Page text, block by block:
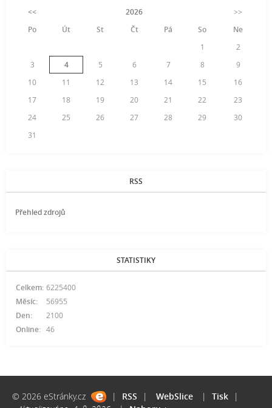
<<
2026
>>
Po
Út St Čt Pá So
Ne
1
2
3
4 5 6 7 8
9
10
11 12 13 14 15
16
17
18 19 20 21 22
23
24
25 26 27 28 29
30
31
RSS
Přehled zdrojů
STATISTIKY
Online: 46
Celkem: 6225400
Měsíc:
56955
Den:
2100
© 2026 eStránky.cz | RSS | WebSlice | Tisk
|